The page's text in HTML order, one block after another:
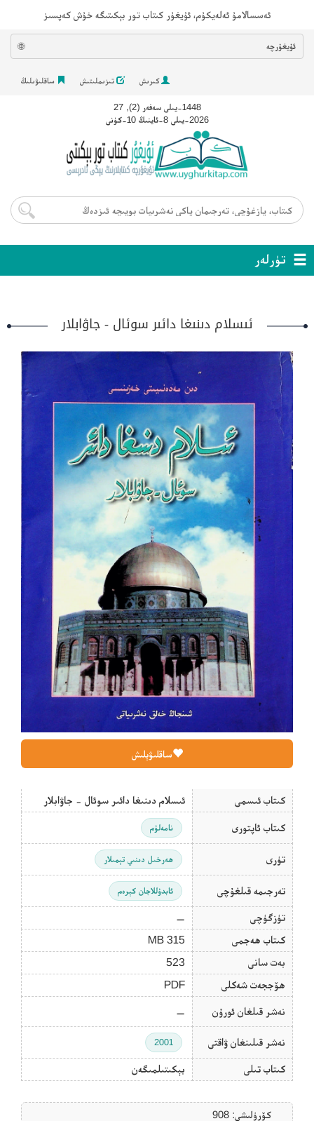
ئەسسالامۇ ئەلەيكۇم، ئۇيغۇر كىتاب تور بېكىتىگە خۇش كەپسىز
ئۇيغۇرچە 🌐
كىرىش تىزىملىتىش ساقلىۋىلىڭ
1448-يىلى سەفەر (2), 27
2026-يىلى 8-ئاينىڭ 10-كۈنى
تۈرلەر
ئىسلام دىنىغا دائىر سوئال - جاۋابلار
ساقلىۋېلىش
كىتاب ئىسمى ئىسلام دىنىغا دائىر سوئال - جاۋابلار
كىتاب ئاپتورى نامەلۇم
تۈرى ھەرخىل دىنىي تېمىلار
تەرجىمە قىلغۇچى ئابدۇللاجان كېرەم
تۈزگۈچى
—
كىتاب ھەجمى
315 MB
بەت سانى
523
ھۆججەت شەكلى
PDF
نەشر قىلغان ئورۇن —
نەشر قىلىنغان ۋاقتى 2001
كىتاب تىلى بېكىتىلمىگەن
كۆرۈلىشى: 908